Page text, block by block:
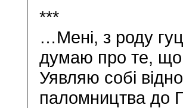
***
…Мені, з роду
думаю про те, що
Уявляю собі
паломництва до